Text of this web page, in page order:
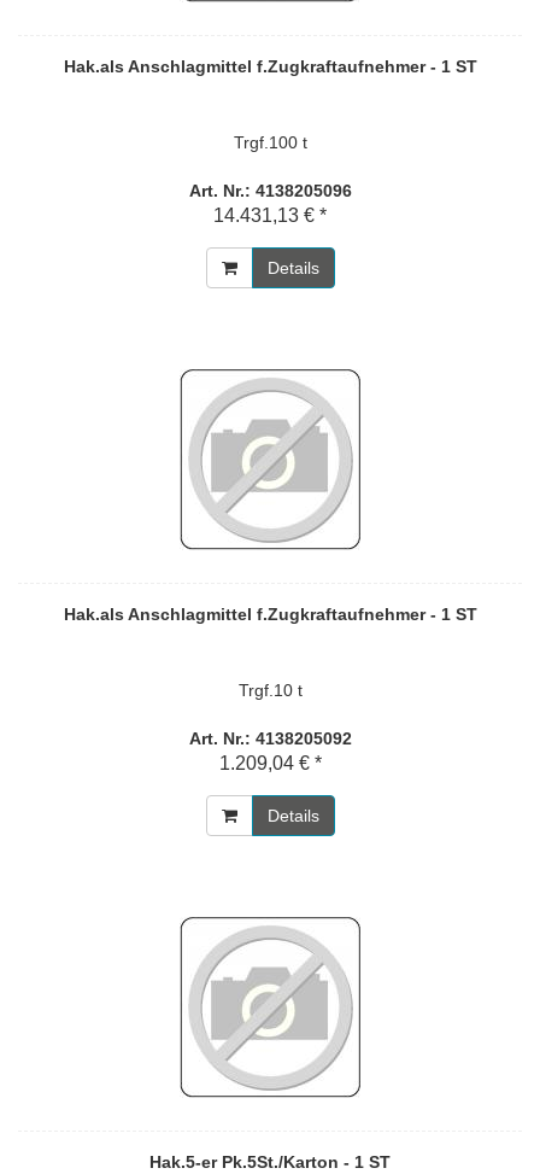
Hak.als Anschlagmittel f.Zugkraftaufnehmer - 1 ST
Trgf.100 t
Art. Nr.: 4138205096
14.431,13 € *
Details
Hak.als Anschlagmittel f.Zugkraftaufnehmer - 1 ST
Trgf.10 t
Art. Nr.: 4138205092
1.209,04 € *
Details
Hak.5-er Pk.5St./Karton - 1 ST